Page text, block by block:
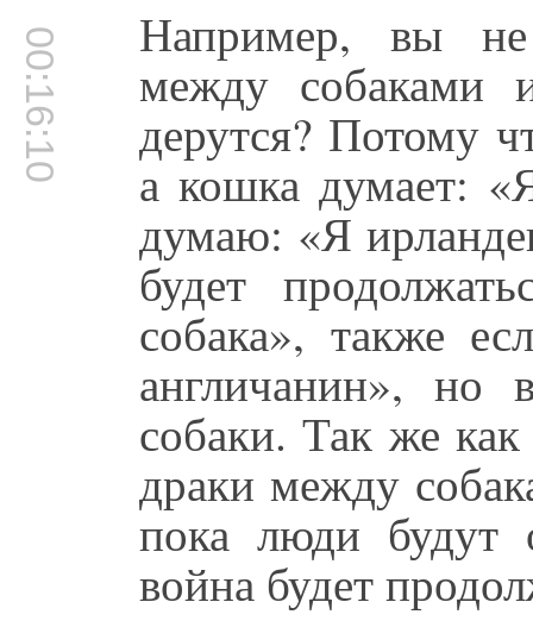
00:16:10 Например, вы не
между
дерутся? Потому
а кошка думает:
думаю: «Я
будет
собака», также
англичанин»,
собаки. Так же
драки между
пока люди будут
война будет